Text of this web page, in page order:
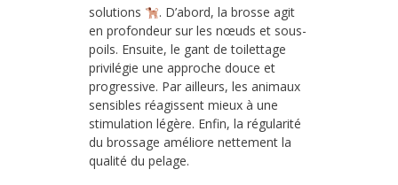
solutions
. D’abord, la brosse agit
en profondeur sur les nœuds et sous-
poils. Ensuite, le gant de toilettage
privilégie une approche douce et
progressive. Par ailleurs, les animaux
sensibles réagissent mieux à une
stimulation légère. Enfin, la régularité
du brossage améliore nettement la
qualité du pelage.